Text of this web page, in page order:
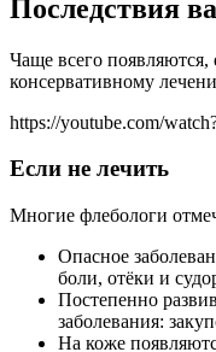
Последствия
Чаще всего
консервативному
https://youtube.com/
Если не лечить
Многие флебологи
Опасное
боли, отёки и
Постепенно
заболевания:
На коже